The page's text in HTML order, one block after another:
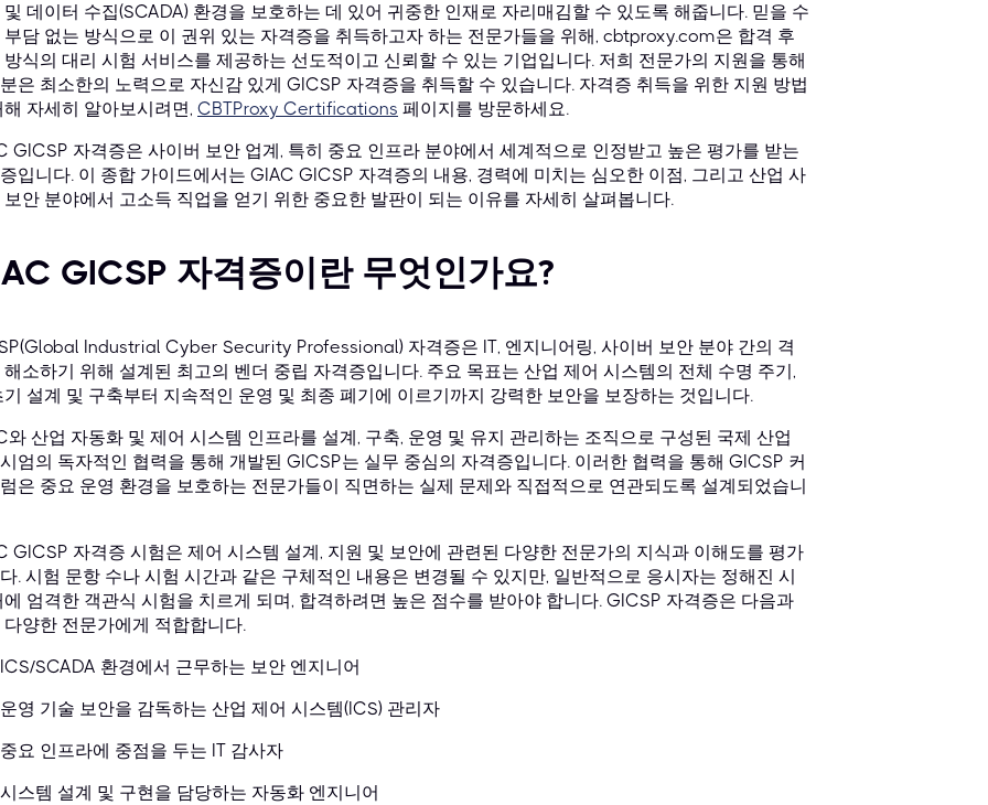
및 데이터 수집(SCADA) 환경을 보호하는 데 있어 귀중한 인재로 자리매김할 수 있도록 해줍니다. 믿을 수
부담 없는 방식으로 이 권위 있는 자격증을 취득하고자 하는 전문가들을 위해, cbtproxy.com은 합격 후
방식의 대리 시험 서비스를 제공하는 선도적이고 신뢰할 수 있는 기업입니다. 저희 전문가의 지원을 통해
은 최소한의 노력으로 자신감 있게 GICSP 자격증을 취득할 수 있습니다. 자격증 취득을 위한 지원 방법
해 자세히 알아보시려면, CBTProxy Certifications 페이지를 방문하세요.
GICSP 자격증은 사이버 보안 업계, 특히 중요 인프라 분야에서 세계적으로 인정받고 높은 평가를 받는
입니다. 이 종합 가이드에서는 GIAC GICSP 자격증의 내용, 경력에 미치는 심오한 이점, 그리고 산업 사
보안 분야에서 고소득 직업을 얻기 위한 중요한 발판이 되는 이유를 자세히 살펴봅니다.
GICSP 자격증이란 무엇인가요?
Industrial Cyber Security Professional) 자격증은 IT, 엔지니어링, 사이버 보안 분야 간의 격
해소하기 위해 설계된 최고의 벤더 중립 자격증입니다. 주요 목표는 산업 제어 시스템의 전체 수명 주기,
기 설계 및 구축부터 지속적인 운영 및 최종 폐기에 이르기까지 강력한 보안을 보장하는 것입니다.
와 산업 자동화 및 제어 시스템 인프라를 설계, 구축, 운영 및 유지 관리하는 조직으로 구성된 국제 산업
엄의 독자적인 협력을 통해 개발된 GICSP는 실무 중심의 자격증입니다. 이러한 협력을 통해 GICSP 커
은 중요 운영 환경을 보호하는 전문가들이 직면하는 실제 문제와 직접적으로 연관되도록 설계되었습니
GICSP 자격증 시험은 제어 시스템 설계, 지원 및 보안에 관련된 다양한 전문가의 지식과 이해도를 평가
. 시험 문항 수나 시험 시간과 같은 구체적인 내용은 변경될 수 있지만, 일반적으로 응시자는 정해진 시
에 엄격한 객관식 시험을 치르게 되며, 합격하려면 높은 점수를 받아야 합니다. GICSP 자격증은 다음과
다양한 전문가에게 적합합니다.
ICS/SCADA 환경에서 근무하는 보안 엔지니어
운영 기술 보안을 감독하는 산업 제어 시스템(ICS) 관리자
중요 인프라에 중점을 두는 IT 감사자
시스템 설계 및 구현을 담당하는 자동화 엔지니어